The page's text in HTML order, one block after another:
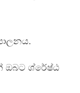
ඔබට ශ්රේෂ්ඨ